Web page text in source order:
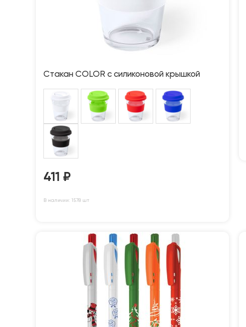
Стакан COLOR с силиконовой крышкой
411 ₽
В наличии: 1578 шт